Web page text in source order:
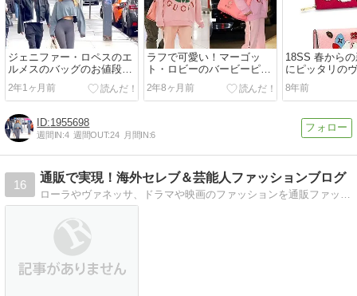
ジェニファー・ロペスのエ
ルメスのバッグのお値段
は…
2年1ヶ月前
ラフで可愛い！マーゴッ
ト・ロビーのバービーピン
クな空港スタイル
2年8ヶ月前
18SS 春から
にピッタリの
布
8年前
1955698
週間IN:4 週間OUT:24 月間IN:6
16
通販で実現！海外セレブ＆芸能人ファッションブログ